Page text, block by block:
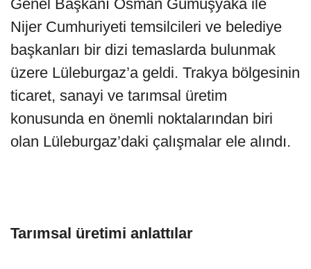
Genel Başkanı Osman Gümüşyaka ile
Nijer Cumhuriyeti temsilcileri ve belediye
başkanları bir dizi temaslarda bulunmak
üzere Lüleburgaz’a geldi. Trakya bölgesinin
ticaret, sanayi ve tarımsal üretim
konusunda en önemli noktalarından biri
olan Lüleburgaz’daki çalışmalar ele alındı.
Tarımsal üretimi anlattılar